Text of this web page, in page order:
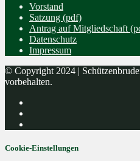
Vorstand
Satzung (pdf)
Antrag auf Mitgliedschaft
Datenschutz
Impressum
© Copyright 2024 |
vorbehalten.
Cookie-Einstellungen